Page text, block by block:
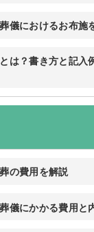
儀におけるお布施
は？書き方と記入
の費用を解説
儀にかかる費用と